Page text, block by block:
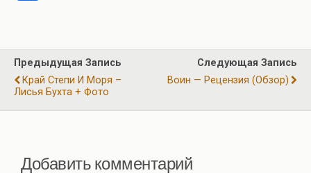
o
o
k
a
m
A
p
p
р
а
в
Предыдущая Запись
Край Степи И Моря –
Лисья Бухта + Фото
Следующая Запись
Воин — Рецензия (обзор)
Добавить комментарий